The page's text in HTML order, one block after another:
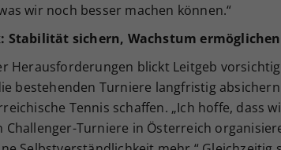
wir noch besser machen können.“
Stabilität sichern, Wachstum ermöglichen
Herausforderungen blickt Leitgeb
bestehenden Turniere langfristig
Tennis schaffen. „Ich hoffe, dass
Challenger-Turniere in Österreich